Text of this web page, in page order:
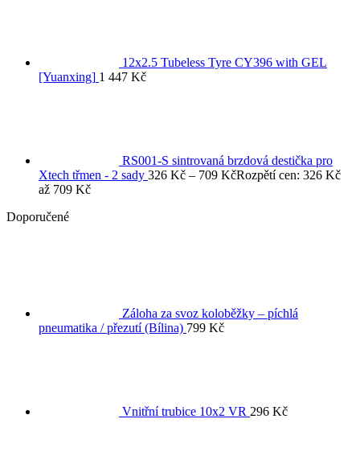
12x2.5 Tubeless Tyre CY396 with GEL
[Yuanxing] 1 447 Kč
RS001-S sintrovaná brzdová destička pro
Xtech třmen - 2 sady 326 Kč – 709 KčRozpětí cen: 326 Kč
až 709 Kč
Doporučené
Záloha za svoz koloběžky – píchlá
pneumatika / přezutí (Bílina) 799 Kč
Vnitřní trubice 10x2 VR 296 Kč